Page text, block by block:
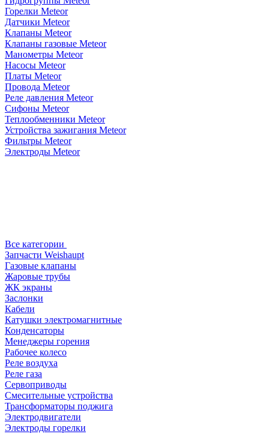
Горелки Meteor
Датчики Meteor
Клапаны Meteor
Клапаны газовые Meteor
Манометры Meteor
Насосы Meteor
Платы Meteor
Провода Meteor
Реле давления Meteor
Сифоны Meteor
Теплообменники Meteor
Устройства зажигания Meteor
Фильтры Meteor
Электроды Meteor
Все категории
Запчасти Weishaupt
Газовые клапаны
Жаровые трубы
ЖК экраны
Заслонки
Кабели
Катушки электромагнитные
Конденсаторы
Менеджеры горения
Рабочее колесо
Реле воздухa
Реле газа
Сервоприводы
Смесительные устройства
Трансформаторы поджига
Электродвигатели
Электроды горелки